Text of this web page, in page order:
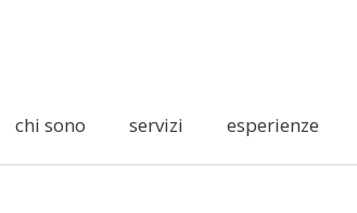
chi sono servizi esperienze